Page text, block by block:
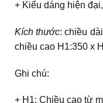
+ Kiểu dáng hiện
Kích thước: chiều
chiều cao H1:350 x
Ghi chú:
+ H1: Chiều cao từ